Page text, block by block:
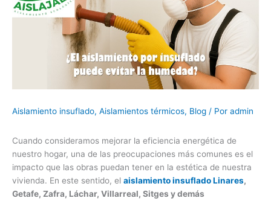
Aislamiento insuflado, Aislamientos térmicos, Blog / Por admin
Cuando consideramos mejorar la eficiencia energética de
nuestro hogar, una de las preocupaciones más comunes es el
impacto que las obras puedan tener en la estética de nuestra
vivienda. En este sentido, el aislamiento insuflado Linares,
Getafe, Zafra, Láchar, Villarreal, Sitges y demás